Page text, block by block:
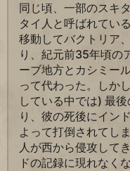
同じ頃、一部のスキ
タイ人と呼ばれてい
移動してバクトリア
り、紀元前35年頃の
ーブ地方とカシミー
って代わった。しか
している中では) 最
り、彼の死後にイン
よって打倒されてし
人が西から侵攻して
ドの記録に現れなくな